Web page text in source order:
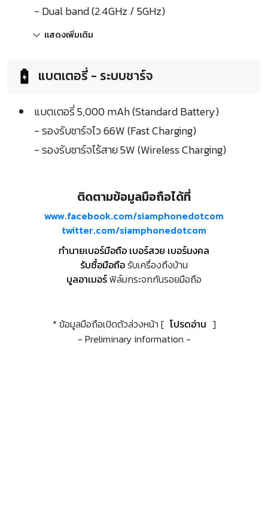
- Dual band (2.4GHz / 5GHz)
แสดงเพิ่มเติม
แบตเตอรี่ - ระบบชาร์จ
แบตเตอรี่ 5,000 mAh (Standard Battery)
- รองรับชาร์จไว 66W (Fast Charging)
- รองรับชาร์จไร้สาย 5W (Wireless Charging)
ติดตามข้อมูลมือถือได้ที่
www.facebook.com/siamphonedotcom
twitter.com/siamphonedotcom
ทำนายเบอร์มือถือ เบอร์สวย เบอร์มงคล
รับซื้อมือถือรับเครื่องถึงบ้าน
บูลอาเมอร์ฟิล์มกระจกกันรอยมือถือ
* ข้อมูลมือถือเปิดตัวล่วงหน้า [ โปรดอ่าน ]
- Preliminary information -